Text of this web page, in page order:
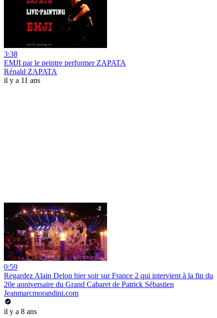
3:38
EMJI par le peintre performer ZAPATA
Rénald ZAPATA
il y a 11 ans
0:59
Regardez Alain Delon hier soir sur France 2 qui intervient à la fin du
20e anniversaire du Grand Cabaret de Patrick Sébastien
Jeanmarcmorandini.com
il y a 8 ans